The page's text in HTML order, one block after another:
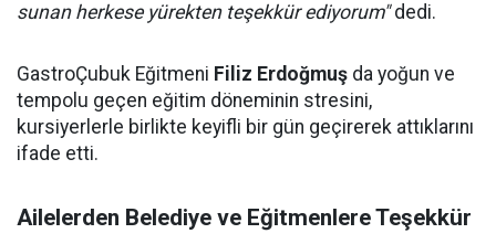
sunan herkese yürekten teşekkür ediyorum"dedi.
GastroÇubuk Eğitmeni Filiz Erdoğmuş da yoğun ve
tempolu geçen eğitim döneminin stresini,
kursiyerlerle birlikte keyifli bir gün geçirerek attıklarını
ifade etti.
Ailelerden Belediye ve Eğitmenlere Teşekkür